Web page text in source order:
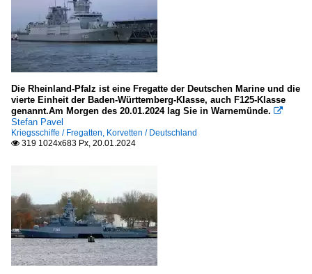
Die Rheinland-Pfalz ist eine Fregatte der Deutschen Marine und die
vierte Einheit der Baden-Württemberg-Klasse, auch F125-Klasse
genannt.Am Morgen des 20.01.2024 lag Sie in Warnemünde. 
Stefan Pavel
Kriegsschiffe / Fregatten, Korvetten / Deutschland
 319 1024x683 Px, 20.01.2024